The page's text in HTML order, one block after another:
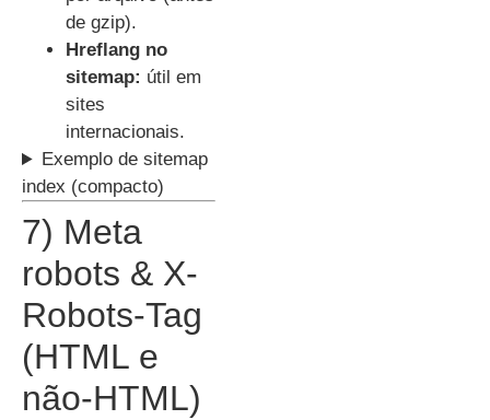
de gzip).
Hreflang no
sitemap: útil em
sites
internacionais.
Exemplo de sitemap
index (compacto)
7) Meta
robots & X-
Robots-Tag
(HTML e
não-HTML)